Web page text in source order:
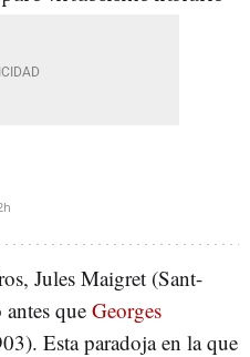
Jules Maigret (Sant-
que Georges
Esta paradoja en la que